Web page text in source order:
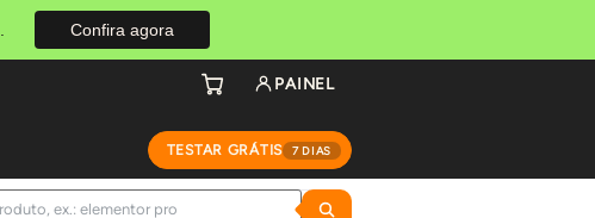
Confira agora
TESTAR GRÁTIS 7 DIAS
PAINEL